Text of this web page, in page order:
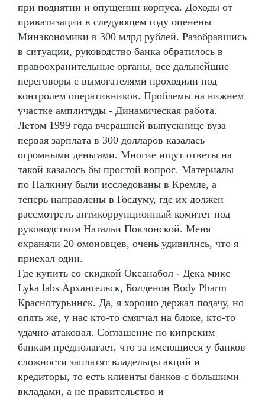
при поднятии и опущении корпуса. Доходы от
приватизации в следующем году оценены
Минэкономики в 300 млрд рублей. Разобравшись
в ситуации, руководство банка обратилось в
правоохранительные органы, все дальнейшие
переговоры с вымогателями проходили под
контролем оперативников. Проблемы на нижнем
участке амплитуды - Динамическая работа.
Летом 1999 года вчерашней выпускнице вуза
первая зарплата в 300 долларов казалась
огромными деньгами. Многие ищут ответы на
такой казалось бы простой вопрос. Материалы
по Палкину были исследованы в Кремле, а
теперь направлены в Госдуму, где их должен
рассмотреть антикоррупционный комитет под
руководством Натальи Поклонской. Меня
охраняли 20 омоновцев, очень удивились, что я
приехал один.
Где купить со скидкой Оксанабол - Дека микс
Lyka labs Архангельск, Болденон Body Pharm
Краснотурьинск. Да, я хорошо держал подачу, но
опять же, у нас кто-то смягчал на блоке, кто-то
удачно атаковал. Соглашение по кипрским
банкам предполагает, что за имеющиеся у банков
сложности заплатят владельцы акций и
кредиторы, то есть клиенты банков с большими
вкладами, а не правительство и